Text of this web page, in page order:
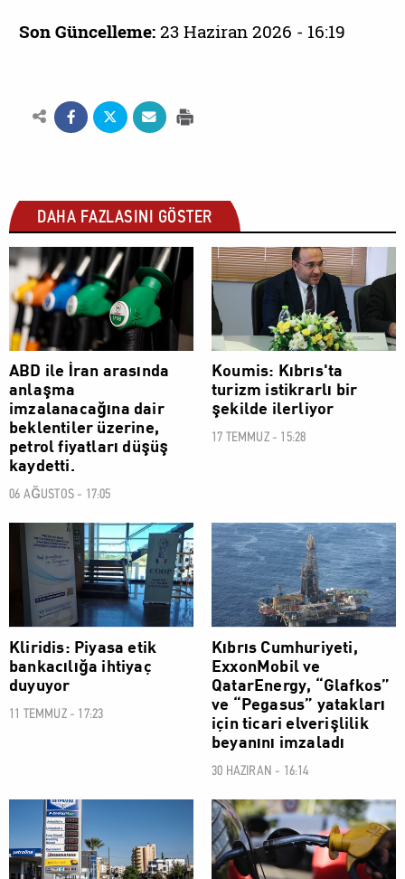
Son Güncelleme:23 Haziran 2026 - 16:19
DAHA FAZLASINI GÖSTER
EKONOMİ
ABD ile İran arasında
anlaşma
imzalanacağına dair
beklentiler üzerine,
petrol fiyatları düşüş
kaydetti.
06 AĞUSTOS - 17:05
EKONOMİ
Koumis: Kıbrıs'ta
turizm istikrarlı bir
şekilde ilerliyor
17 TEMMUZ - 15:28
EKONOMİ
Kliridis: Piyasa etik
bankacılığa ihtiyaç
duyuyor
11 TEMMUZ - 17:23
EKONOMİ
Kıbrıs Cumhuriyeti,
ExxonMobil ve
QatarEnergy, “Glafkos”
ve “Pegasus” yatakları
için ticari elverişlilik
beyanını imzaladı
30 HAZIRAN - 16:14
EKONOMİ